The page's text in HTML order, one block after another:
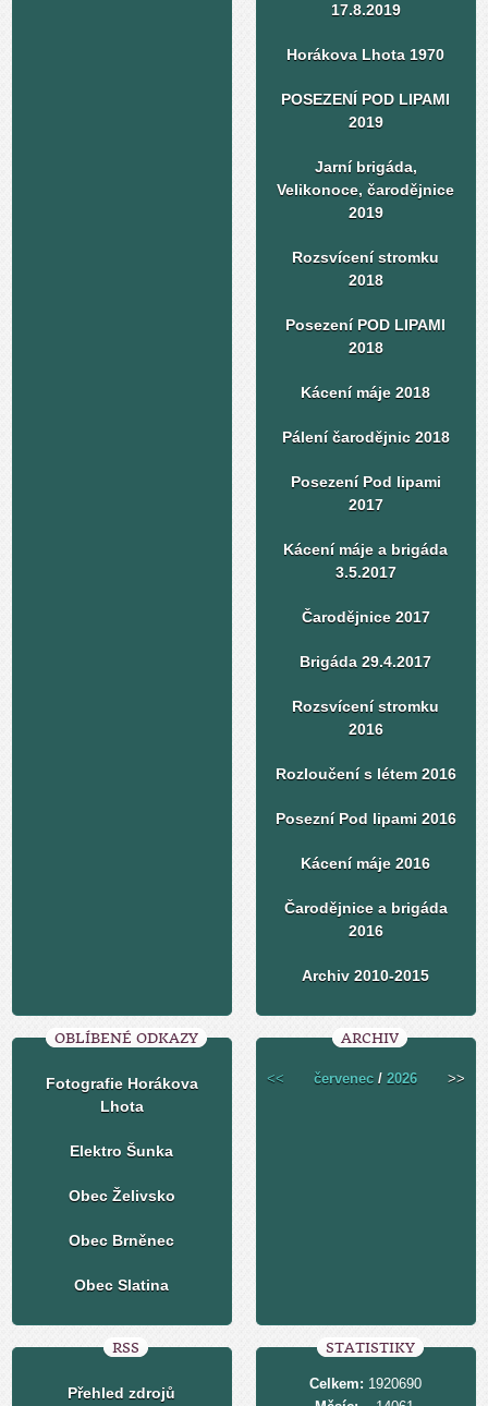
17.8.2019
Horákova Lhota 1970
POSEZENÍ POD LIPAMI
2019
Jarní brigáda,
Velikonoce, čarodějnice
2019
Rozsvícení stromku
2018
Posezení POD LIPAMI
2018
Kácení máje 2018
Pálení čarodějnic 2018
Posezení Pod lipami
2017
Kácení máje a brigáda
3.5.2017
Čarodějnice 2017
Brigáda 29.4.2017
Rozsvícení stromku
2016
Rozloučení s létem 2016
Posezní Pod lipami 2016
Kácení máje 2016
Čarodějnice a brigáda
2016
Archiv 2010-2015
OBLÍBENÉ ODKAZY
Fotografie Horákova
Lhota
Elektro Šunka
Obec Želivsko
Obec Brněnec
Obec Slatina
ARCHIV
<< červenec /2026 >>
RSS
Přehled zdrojů
STATISTIKY
Celkem: 1920690